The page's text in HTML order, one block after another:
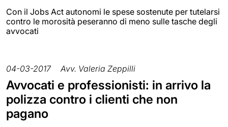
Con il Jobs Act autonomi le spese sostenute per tutelarsi
contro le morosità peseranno di meno sulle tasche degli
avvocati
04-03-2017 Avv. Valeria Zeppilli
Avvocati e professionisti: in arrivo la
polizza contro i clienti che non
pagano